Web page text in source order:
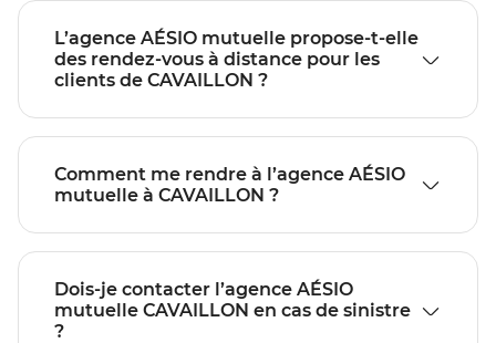
L’agence AÉSIO mutuelle propose-t-elle
des rendez-vous à distance pour les
clients de CAVAILLON ?
Comment me rendre à l’agence AÉSIO
mutuelle à CAVAILLON ?
Dois-je contacter l’agence AÉSIO
mutuelle CAVAILLON en cas de sinistre
?